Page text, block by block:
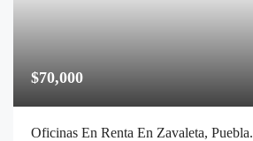
$70,000
Oficinas En Renta En Zavaleta, Puebla.